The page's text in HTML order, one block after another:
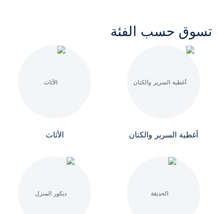
تسوق حسب الفئة
أغطية السرير والكتان الأثاث